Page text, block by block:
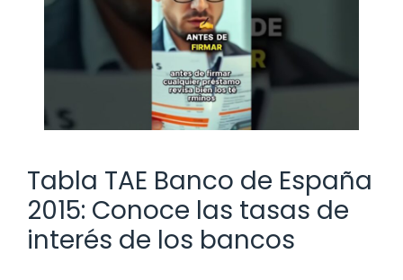
Tabla TAE Banco de España
2015: Conoce las tasas de
interés de los bancos